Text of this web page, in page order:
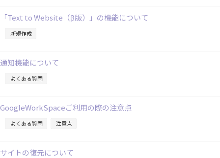
「Text to Website（β版）」の機能について
新規作成
通知機能について
よくある質問
GoogleWorkSpaceご利用の際の注意点
よくある質問 注意点
サイトの復元について